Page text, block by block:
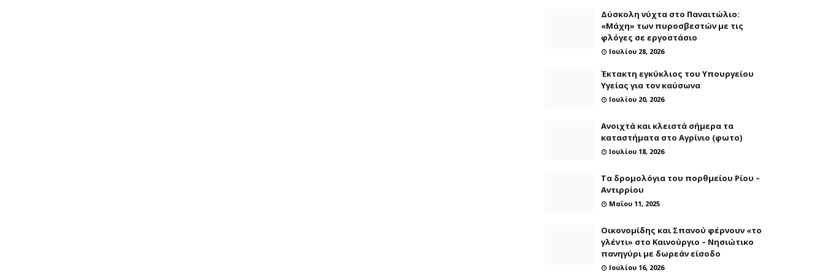
Δύσκολη νύχτα στο Παναιτώλιο:
«Μάχη» των πυροσβεστών με τις
φλόγες σε εργοστάσιο
Ιουλίου 28, 2026
Έκτακτη εγκύκλιος του Υπουργείου
Υγείας για τον καύσωνα
Ιουλίου 20, 2026
Ανοιχτά και κλειστά σήμερα τα
καταστήματα στο Αγρίνιο (φωτο)
Ιουλίου 18, 2026
Τα δρομολόγια του πορθμείου Ρίου –
Αντιρρίου
Μαΐου 11, 2025
Οικονομίδης και Σπανού φέρνουν «το
γλέντι» στο Καινούργιο – Νησιώτικο
πανηγύρι με δωρεάν είσοδο
Ιουλίου 16, 2026